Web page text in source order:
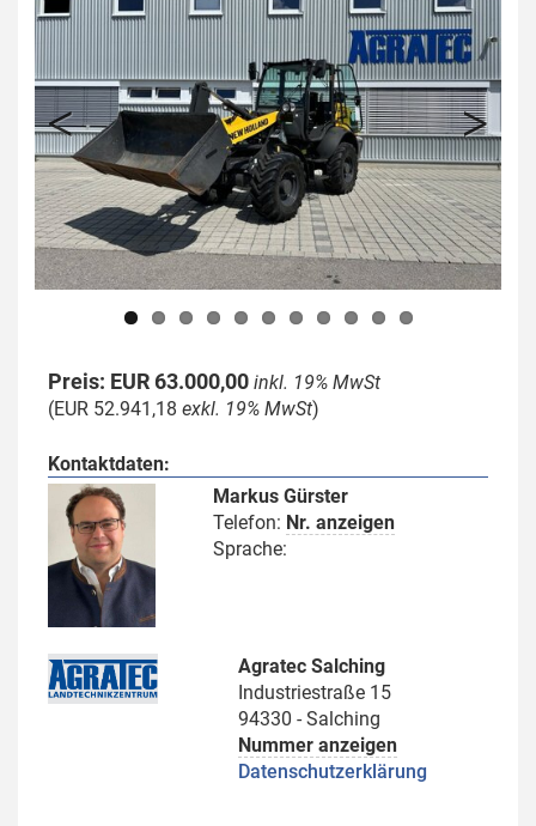
Previous Next
Preis: EUR 63.000,00 inkl. 19% MwSt
(EUR 52.941,18 exkl. 19% MwSt)
Kontaktdaten:
Markus Gürster
Telefon: Nr. anzeigen
Sprache:
Agratec Salching
Industriestraße 15
94330 - Salching
Nummer anzeigen
Datenschutzerklärung